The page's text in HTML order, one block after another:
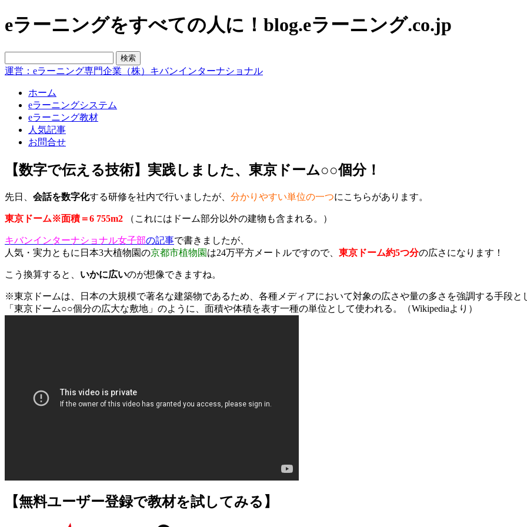
eラーニングをすべての人に！blog.eラーニング.co.jp
運営：eラーニング専門企業（株）キバンインターナショナル
ホーム
eラーニングシステム
eラーニング教材
人気記事
お問合せ
【数字で伝える技術】実践しました、東京ドーム○○個分！
先日、 会話を数字化する研修を社内で行いましたが、 分かりやすい単位の一つにこちらがあります。
東京ドーム※面積＝6 755m2 （これにはドーム部分以外の建物も含まれる。）
キバンインターナショナル女子部の記事で書きましたが、
人気・実力ともに日本3大植物園の京都市植物園 は24万平方メートルですので、 東京ドーム約5つ分の広さになります！
こう換算すると、 いかに広いのが想像できますね。
※東京ドームは、日本の大規模で著名な建築物であるため、各種メディアにおいて対象の広さや量の多さを強調する手段と
「東京ドーム○○個分の広大な敷地」のように、面積や体積を表す一種の単位として使われる。（Wikipediaより）
【無料ユーザー登録で教材を試してみる】